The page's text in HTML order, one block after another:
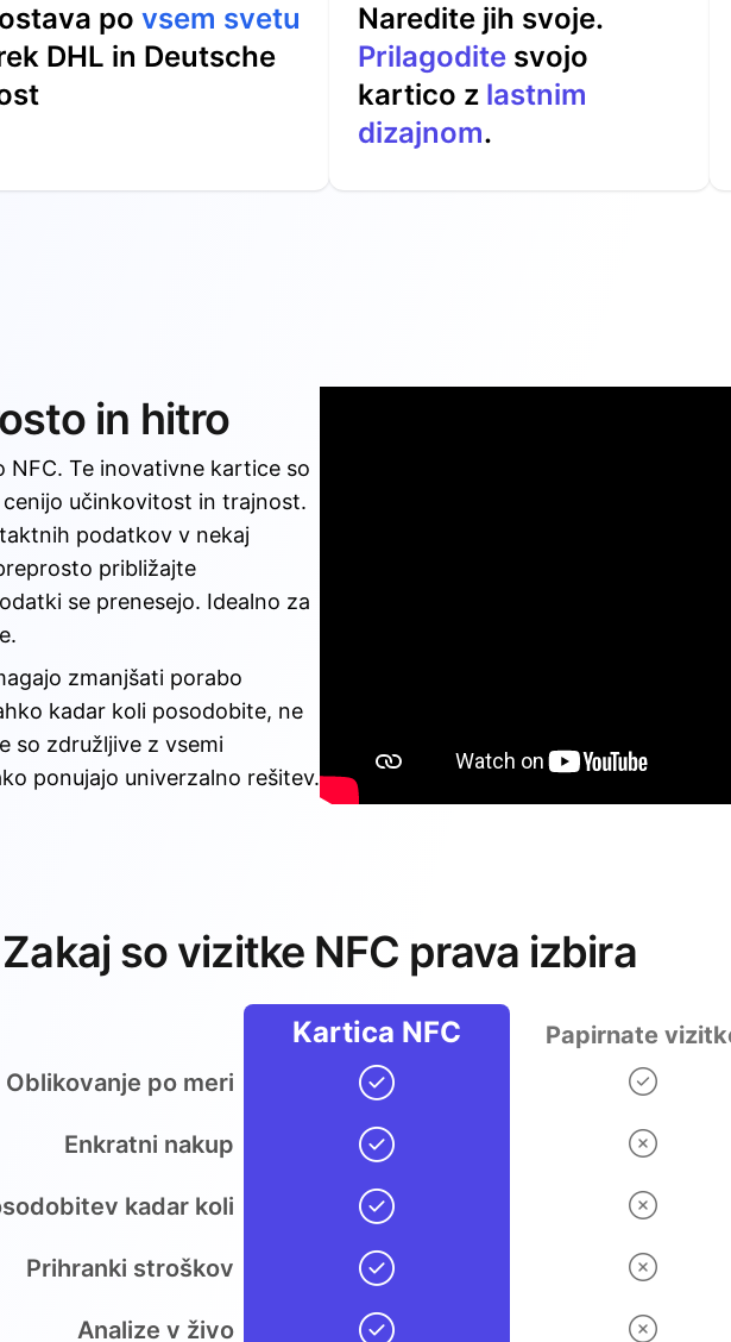
po vsem svetu
DHL in Deutsche
Naredite jih svoje.
Prilagodite svojo
kartico z lastnim
dizajnom.
in hitro
Te inovativne kartice so
učinkovitost in trajnost.
podatkov v nekaj
približajte
se prenesejo. Idealno za
zmanjšati porabo
kadar koli posodobite, ne
so združljive z vsemi
ponujajo univerzalno rešitev.
Zakaj so vizitke NFC prava izbira
Kartica NFC
Papirnate
Oblikovanje po meri
Enkratni nakup
kadar koli
Prihranki stroškov
Analize v živo